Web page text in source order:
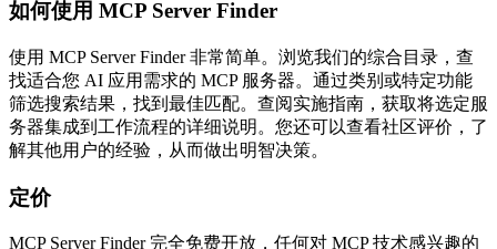
如何使用 MCP Server Finder
使用 MCP Server Finder 非常简单。浏览我们的综合目录，查
找适合您 AI 应用需求的 MCP 服务器。通过类别或特定功能
筛选搜索结果，找到最佳匹配。查阅实施指南，获取将选定服
务器集成到工作流程的详细说明。您还可以查看社区评价，了
解其他用户的经验，从而做出明智决策。
定价
MCP Server Finder 完全免费开放，任何对 MCP 技术感兴趣的